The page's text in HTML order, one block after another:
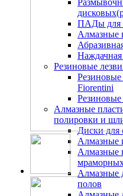
ПАДы для
Алмазные
Наждачная
Резиновые
Fiorentini
Алмазные
полировки и
Диски для
Алмазные
Алмазные
Алмазные
полов